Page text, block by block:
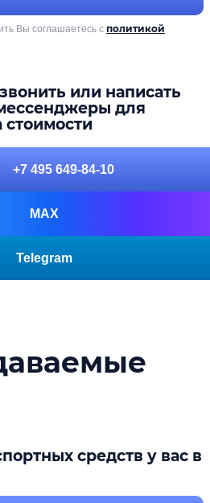
Вы соглашаетесь с политикой
или написать
для
стоимости
+7 495 649-84-10
MAX
Telegram
средств у вас в